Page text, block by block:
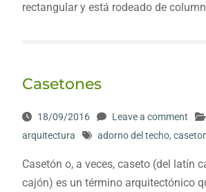
rectangular y está rodeado de
Casetones
18/09/2016 Leave a comment
arquitectura
adorno del techo,
Casetón o, a veces, caseto (del latín
cajón) es un término arquitectónico